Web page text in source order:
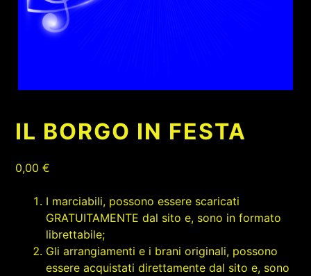
IL BORGO IN FESTA
0,00€
I marciabili, possono essere scaricati
GRATUITAMENTE dal sito e, sono in formato
librettabile;
Gli arrangiamenti e i brani originali, possono
essere acquistati direttamente dal sito e, sono